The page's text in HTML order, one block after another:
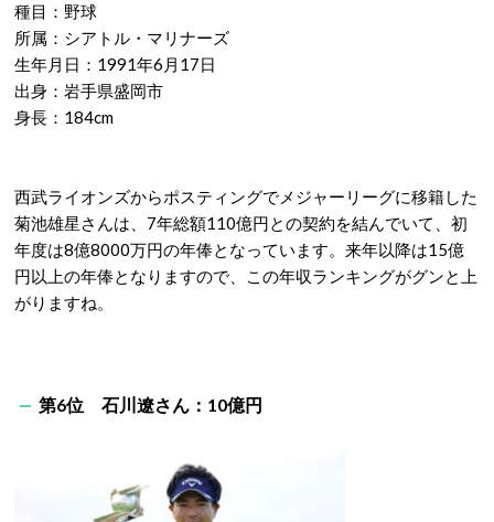
種目：野球
所属：シアトル・マリナーズ
生年月日：1991年6月17日
出身：岩手県盛岡市
身長：184cm
西武ライオンズからポスティングでメジャーリーグに移籍した
菊池雄星さんは、7年総額110億円との契約を結んでいて、初
年度は8億8000万円の年俸となっています。来年以降は15億
円以上の年俸となりますので、この年収ランキングがグンと上
がりますね。
第6位 石川遼さん：10億円